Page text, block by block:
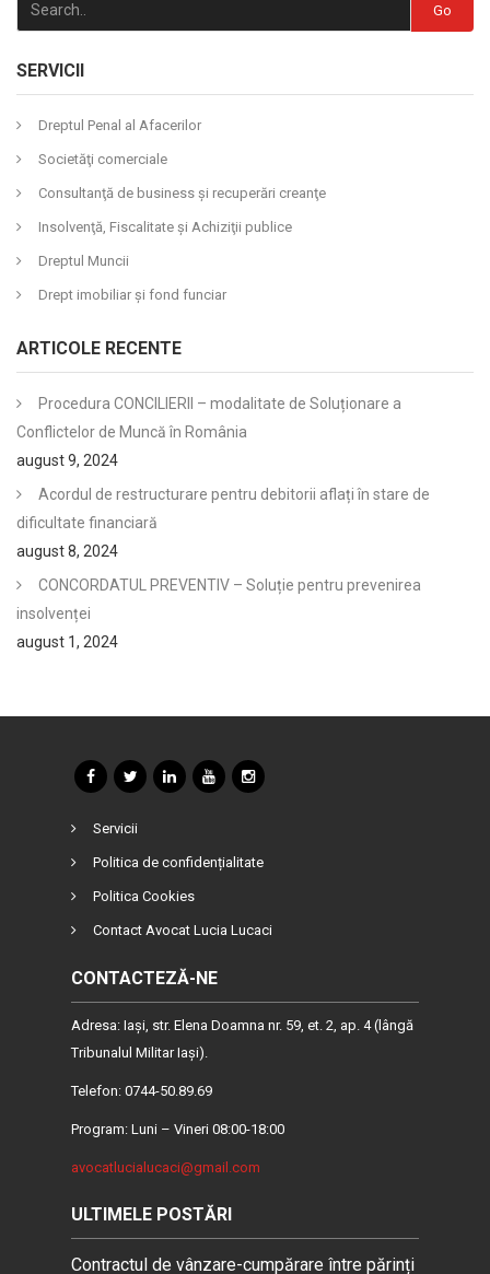
Go
SERVICII
Dreptul Penal al Afacerilor
Societăţi comerciale
Consultanţă de business şi recuperări creanţe
Insolvenţă, Fiscalitate şi Achiziţii publice
Dreptul Muncii
Drept imobiliar şi fond funciar
ARTICOLE RECENTE
Procedura CONCILIERII – modalitate de Soluționare a
Conflictelor de Muncă în România
august 9, 2024
Acordul de restructurare pentru debitorii aflați în stare de
dificultate financiară
august 8, 2024
CONCORDATUL PREVENTIV – Soluție pentru prevenirea
insolvenței
august 1, 2024
Servicii
Politica de confidențialitate
Politica Cookies
Contact Avocat Lucia Lucaci
CONTACTEZĂ-NE
Adresa: Iaşi, str. Elena Doamna nr. 59, et. 2, ap. 4 (lângă
Tribunalul Militar Iaşi).
Telefon: 0744-50.89.69
Program: Luni – Vineri 08:00-18:00
avocatlucialucaci@gmail.com
ULTIMELE POSTĂRI
Contractul de vânzare-cumpărare între părinți